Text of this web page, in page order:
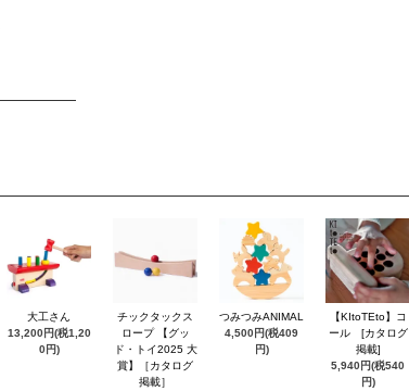
大工さん
13,200円(税1,20
0円)
チックタックス
ロープ 【グッ
ド・トイ2025 大
賞】［カタログ
掲載］
つみつみANIMAL
4,500円(税409
円)
【KItoTEto】コ
ール [カタログ
掲載]
5,940円(税540
円)